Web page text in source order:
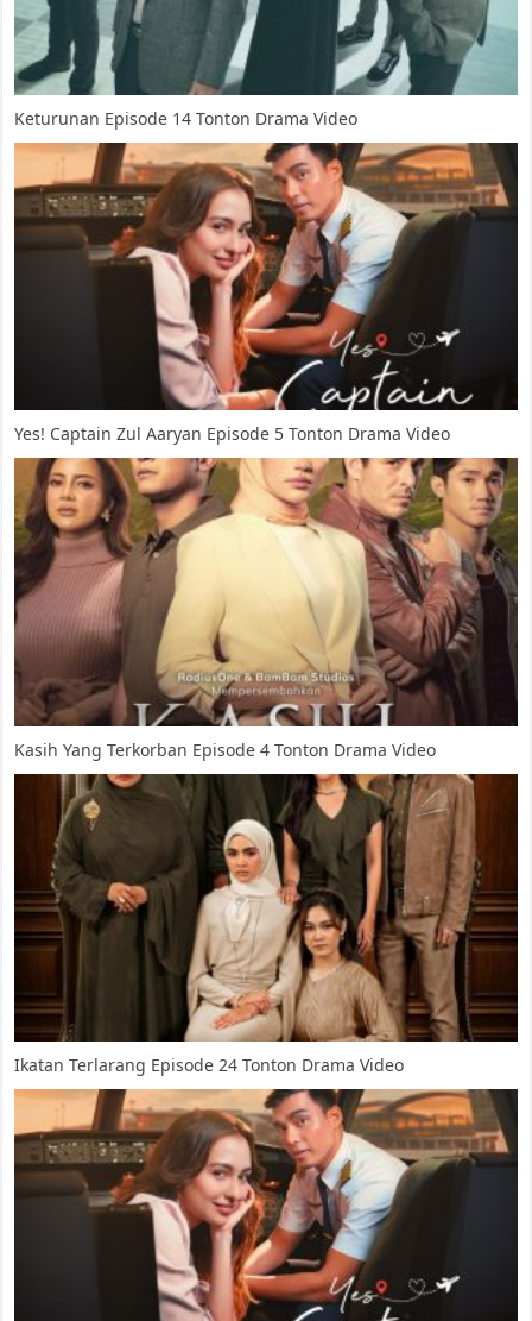
Keturunan Episode 14 Tonton Drama Video
Yes! Captain Zul Aaryan Episode 5 Tonton Drama Video
Kasih Yang Terkorban Episode 4 Tonton Drama Video
Ikatan Terlarang Episode 24 Tonton Drama Video